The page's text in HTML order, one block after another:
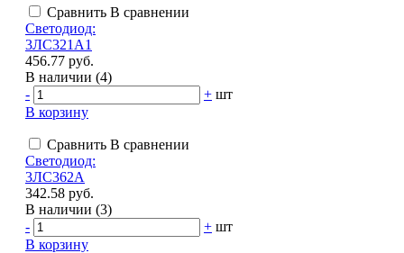
Сравнить В сравнении
Светодиод:
3ЛС321А1
456.77 руб.
В наличии (4)
-
+ шт
В корзину
Сравнить В сравнении
Светодиод:
3ЛС362А
342.58 руб.
В наличии (3)
-
+ шт
В корзину